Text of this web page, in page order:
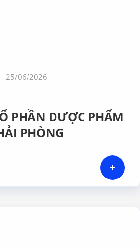
25/06/2026
PHẦN DƯỢC PHẨM
PHÒNG
+